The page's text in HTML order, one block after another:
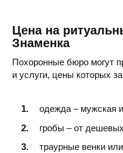
Цена на
Знаменка
Похоронные бюро могут
и услуги, цены которых
одежда – мужская
гробы – от
траурные венки